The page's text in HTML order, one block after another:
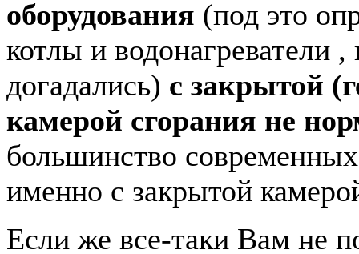
оборудования (под это
котлы и водонагреватели
догадались) с закрытой
камерой сгорания не
большинство
именно с закрытой
Если же все-таки Вам не